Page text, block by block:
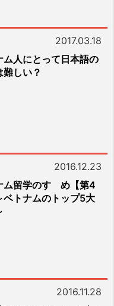
2017.03.18
ム人にとって日本語の
難しい？
2016.12.23
ム留学のすゝめ【第4
ベトナムのトップ5大
2016.11.28